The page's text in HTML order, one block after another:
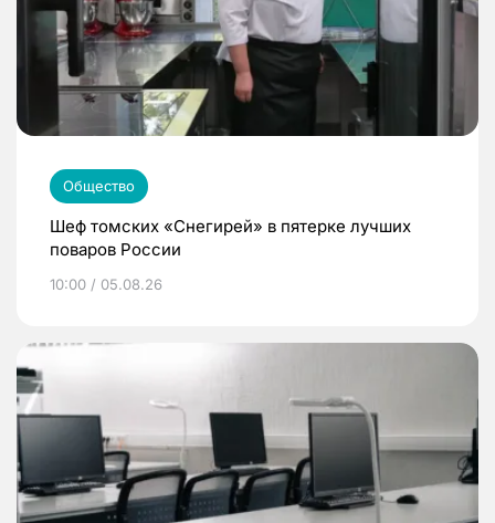
Общество
Шеф томских «Снегирей» в пятерке лучших
поваров России
10:00 / 05.08.26